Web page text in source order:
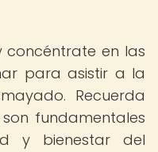
concéntrate en las
para asistir a la
Recuerda
fundamentales
y bienestar del